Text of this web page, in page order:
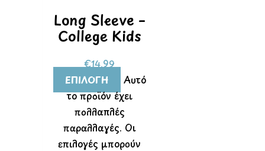
Long Sleeve –
College Kids
€14.99
ΕΠΙΛΟΓΉ
Αυτό
το προϊόν έχει
πολλαπλές
παραλλαγές. Οι
επιλογές μπορούν